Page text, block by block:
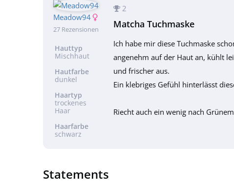
Meadow94
27 Rezensionen
Hauttyp
Mischhaut
Hautfarbe
dunkel
Haartyp
trockenes
Haar
Haarfarbe
schwarz
2
Matcha Tuchmaske
Ich habe mir diese Tuchmaske
angenehm auf der Haut an, kühlt
und frischer aus.
Ein klebriges Gefühl hinterlässt
Riecht auch ein wenig nach
Statements